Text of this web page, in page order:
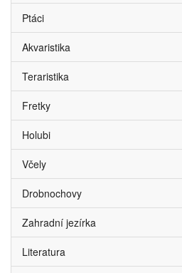
Ptáci
Akvaristika
Teraristika
Fretky
Holubi
Včely
Drobnochovy
Zahradní jezírka
Literatura